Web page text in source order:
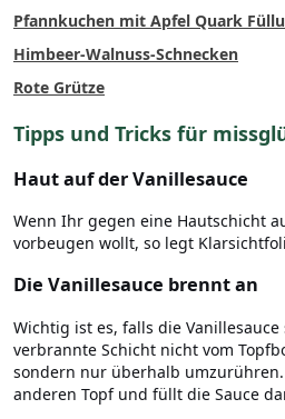
Pfannkuchen mit Apfel Quark
Himbeer-Walnuss-Schnecken
Rote Grütze
Tipps und Tricks für
Haut auf der Vanillesauce
Wenn Ihr gegen eine Hautschicht
vorbeugen wollt, so legt
Die Vanillesauce brennt an
Wichtig ist es, falls die
verbrannte Schicht nicht vom
sondern nur überhalb
anderen Topf und füllt die Sauce